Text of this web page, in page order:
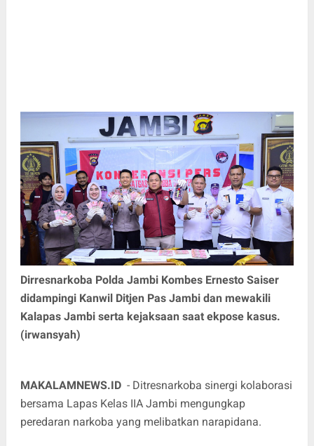
Dirresnarkoba Polda Jambi Kombes Ernesto Saiser
didampingi Kanwil Ditjen Pas Jambi dan mewakili
Kalapas Jambi serta kejaksaan saat ekpose kasus.
(irwansyah)
MAKALAMNEWS.ID - Ditresnarkoba sinergi kolaborasi
bersama Lapas Kelas IIA Jambi mengungkap
peredaran narkoba yang melibatkan narapidana.